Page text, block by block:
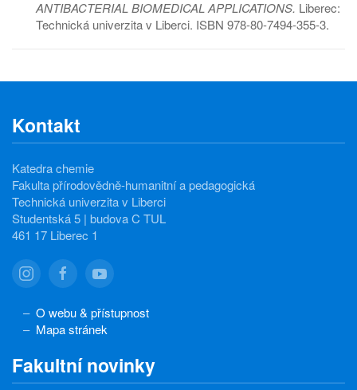
ANTIBACTERIAL BIOMEDICAL APPLICATIONS. Liberec:
Technická univerzita v Liberci. ISBN 978-80-7494-355-3.
Kontakt
Katedra chemie
Fakulta přírodovědně-humanitní a pedagogická
Technická univerzita v Liberci
Studentská 5 | budova C TUL
461 17 Liberec 1
O webu & přístupnost
Mapa stránek
Fakultní novinky